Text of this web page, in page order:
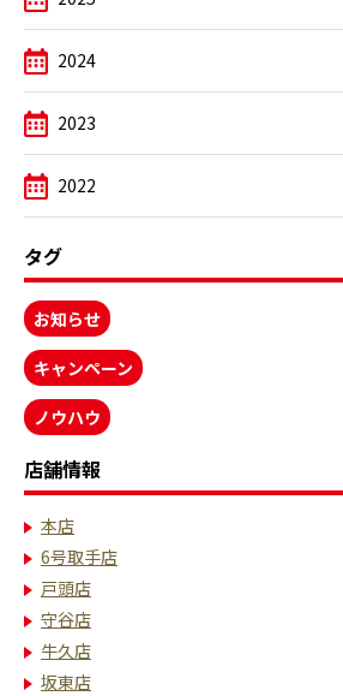
2024
2023
2022
タグ
お知らせ
キャンペーン
ノウハウ
店舗情報
本店
6号取手店
戸頭店
守谷店
牛久店
坂東店